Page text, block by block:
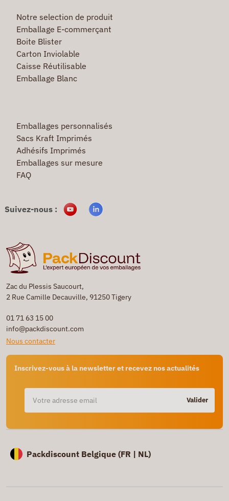
Zac du Plessis Saucourt,
2 Rue Camille Decauville, 91250 Tigery
01 71 63 15 00
info@packdiscount.com
Nous contacter
Inscrivez-vous à la newsletter et recevez nos actualités
Valider
Notre selection de produit
Emballage E-commerçant
Boite Blister
Carton Inviolable
Caisse Réutilisable
Emballage Blanc
Emballages personnalisés
Sacs Kraft Imprimés
Adhésifs Imprimés
Emballages sur mesure
FAQ
Suivez-nous :
Packdiscount Belgique (FR | NL)